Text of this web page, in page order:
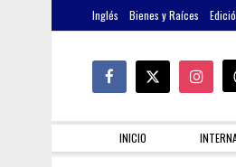
Inglés Bienes y Raíces
INICIO